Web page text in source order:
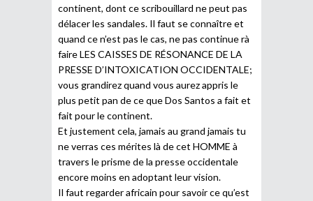
continent, dont ce scribouillard ne peut pas
délacer les sandales. Il faut se connaître et
quand ce n’est pas le cas, ne pas continue rà
faire LES CAISSES DE RÉSONANCE DE LA
PRESSE D’INTOXICATION OCCIDENTALE;
vous grandirez quand vous aurez appris le
plus petit pan de ce que Dos Santos a fait et
fait pour le continent.
Et justement cela, jamais au grand jamais tu
ne verras ces mérites là de cet HOMME à
travers le prisme de la presse occidentale
encore moins en adoptant leur vision.
Il faut regarder africain pour savoir ce qu’est